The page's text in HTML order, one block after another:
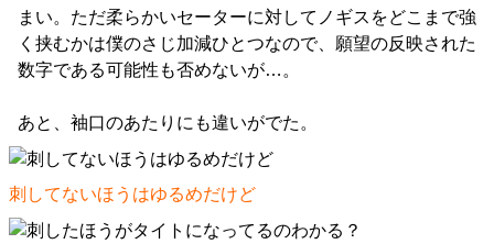
まい。ただ柔らかいセーターに対してノギスをどこまで強
く挟むかは僕のさじ加減ひとつなので、願望の反映された
数字である可能性も否めないが…。
あと、袖口のあたりにも違いがでた。
刺してないほうはゆるめだけど